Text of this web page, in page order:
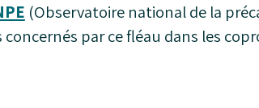
(Observatoire national de la
par ce fléau dans les